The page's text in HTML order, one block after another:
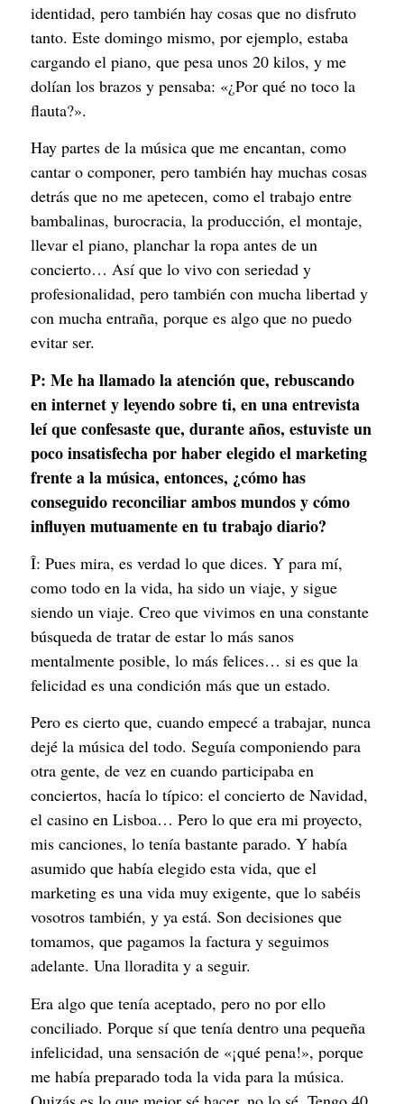
identidad, pero también hay cosas que no disfruto
tanto. Este domingo mismo, por ejemplo, estaba
cargando el piano, que pesa unos 20 kilos, y me
dolían los brazos y pensaba: «¿Por qué no toco la
flauta?».
Hay partes de la música que me encantan, como
cantar o componer, pero también hay muchas cosas
detrás que no me apetecen, como el trabajo entre
bambalinas, burocracia, la producción, el montaje,
llevar el piano, planchar la ropa antes de un
concierto… Así que lo vivo con seriedad y
profesionalidad, pero también con mucha libertad y
con mucha entraña, porque es algo que no puedo
evitar ser.
P: Me ha llamado la atención que, rebuscando
en internet y leyendo sobre ti, en una entrevista
leí que confesaste que, durante años, estuviste un
poco insatisfecha por haber elegido el marketing
frente a la música, entonces, ¿cómo has
conseguido reconciliar ambos mundos y cómo
influyen mutuamente en tu trabajo diario?
Î: Pues mira, es verdad lo que dices. Y para mí,
como todo en la vida, ha sido un viaje, y sigue
siendo un viaje. Creo que vivimos en una constante
búsqueda de tratar de estar lo más sanos
mentalmente posible, lo más felices… si es que la
felicidad es una condición más que un estado.
Pero es cierto que, cuando empecé a trabajar, nunca
dejé la música del todo. Seguía componiendo para
otra gente, de vez en cuando participaba en
conciertos, hacía lo típico: el concierto de Navidad,
el casino en Lisboa… Pero lo que era mi proyecto,
mis canciones, lo tenía bastante parado. Y había
asumido que había elegido esta vida, que el
marketing es una vida muy exigente, que lo sabéis
vosotros también, y ya está. Son decisiones que
tomamos, que pagamos la factura y seguimos
adelante. Una lloradita y a seguir.
Era algo que tenía aceptado, pero no por ello
conciliado. Porque sí que tenía dentro una pequeña
infelicidad, una sensación de «¡qué pena!», porque
me había preparado toda la vida para la música.